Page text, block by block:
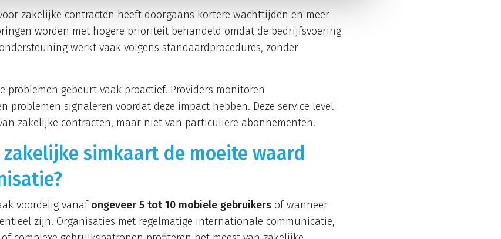
zakelijke contracten heeft doorgaans kortere wachttijden en meer
worden met hogere prioriteit behandeld omdat de bedrijfsvoering
werkt vaak volgens standaardprocedures, zonder
problemen gebeurt vaak proactief. Providers monitoren
problemen signaleren voordat deze impact hebben. Deze service level
zakelijke contracten, maar niet van particuliere abonnementen.
zakelijke simkaart de moeite waard
voordelig vanaf ongeveer 5 tot 10 mobiele gebruikers of wanneer
zijn. Organisaties met regelmatige internationale communicatie,